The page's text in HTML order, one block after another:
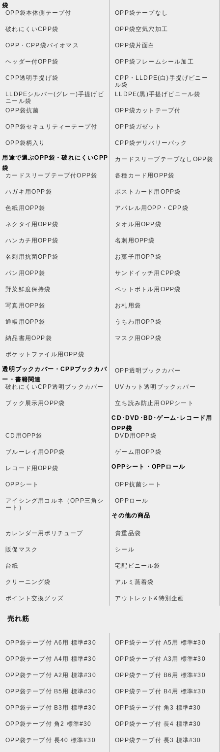
袋
OPP袋本体側テープ付 OPP袋テープなし
破れにくいCPP袋 OPP袋空気穴加工
OPP・CPP袋バイオマス OPP袋片面白
ヘッダー付OPP袋 OPP袋フレームシール加工
CPP透明手提げ袋
CPP・LLDPE(白)手提げビニー
ル袋
LLDPEシルバー(グレー)手提げビ
ニール袋
LLDPE(黒)手提げビニール袋
OPP袋抗菌 OPP袋カットテープ付
OPP袋セキュリティーテープ付 OPP袋ガゼット
OPP袋柄入り CPP袋デリバリーパック
用途で選ぶOPP袋・破れにくいCPP
袋
カードスリーブテープなしOPP袋
カードスリーブテープ付OPP袋 各種カード用OPP袋
ハガキ用OPP袋 ポストカード用OPP袋
色紙用OPP袋 アパレル用OPP・CPP袋
ネクタイ用OPP袋 タオル用OPP袋
ハンカチ用OPP袋 名刺用OPP袋
名刺用抗菌OPP袋 お菓子用OPP袋
パン用OPP袋 サンドイッチ用CPP袋
野菜鮮度保持袋 ペットボトル用OPP袋
写真用OPP袋 お札用袋
通帳用OPP袋 うちわ用OPP袋
納品書用OPP袋 マスク用OPP袋
ポケットファイル用OPP袋
透明ブックカバー・CPPブックカバ
ー・書籍関連
OPP透明ブックカバー
破れにくいCPP透明ブックカバー UVカット透明ブックカバー
ブック展示用OPP袋 立ち読み防止用OPPシート
CD･DVD･BD･ゲーム･レコード用
OPP袋
CD用OPP袋
DVD用OPP袋
ブルーレイ用OPP袋 ゲーム用OPP袋
レコード用OPP袋 OPPシート・OPPロール
OPPシート OPP抗菌シート
アイシング用コルネ（OPP三角シ
ート）
OPPロール
その他の商品
カレンダー用ポリチューブ 貴重品袋
販促マスク シール
台紙 宅配ビニール袋
クリーニング袋 アルミ蒸着袋
ポイント交換グッズ アウトレット&特別企画
売れ筋
OPP袋テープ付 A6用 標準#30 OPP袋テープ付 A5用 標準#30
OPP袋テープ付 A4用 標準#30 OPP袋テープ付 A3用 標準#30
OPP袋テープ付 A2用 標準#30 OPP袋テープ付 B6用 標準#30
OPP袋テープ付 B5用 標準#30 OPP袋テープ付 B4用 標準#30
OPP袋テープ付 B3用 標準#30 OPP袋テープ付 角3 標準#30
OPP袋テープ付 角2 標準#30 OPP袋テープ付 長4 標準#30
OPP袋テープ付 長40 標準#30 OPP袋テープ付 長3 標準#30